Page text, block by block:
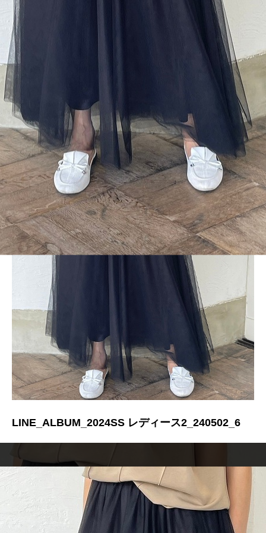
LINE_ALBUM_2024SS レディース2_240502_6
LINE_ALBUM_2024SS レディース2_240502_6